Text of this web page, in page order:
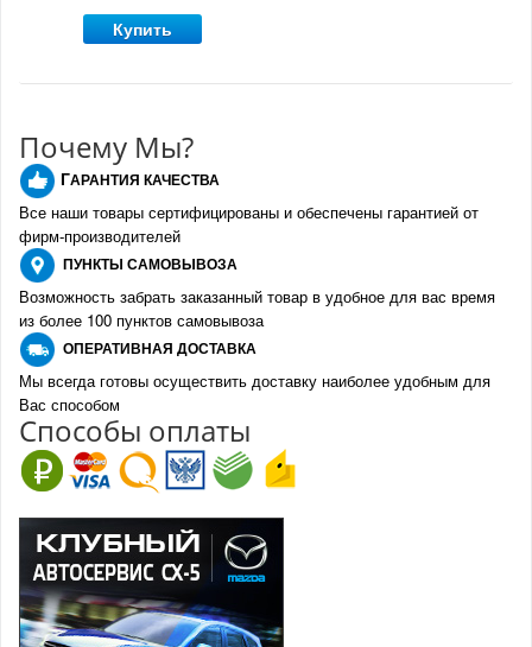
Купить
Почему Мы?
ГАРАНТИЯ КАЧЕСТВА
Все наши товары сертифицированы и обеспечены гарантией от
фирм-производителей
ПУНКТЫ САМОВЫВОЗА
Возможность забрать заказанный товар в удобное для вас время
из более 100 пунктов самовывоза
ОПЕРАТИВНАЯ ДОСТАВКА
Мы всегда готовы осуществить доставку наиболее удобным для
Вас способом
Способы оплаты